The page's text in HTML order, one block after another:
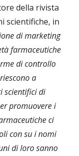
della rivista
scientifiche, in
di marketing
farmaceutiche
di controllo
a
scientifici di
promuovere i
ci
con su i nomi
di loro sanno